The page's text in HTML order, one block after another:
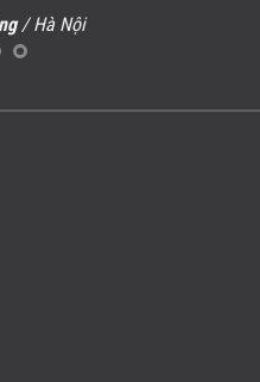
/Hà Nội